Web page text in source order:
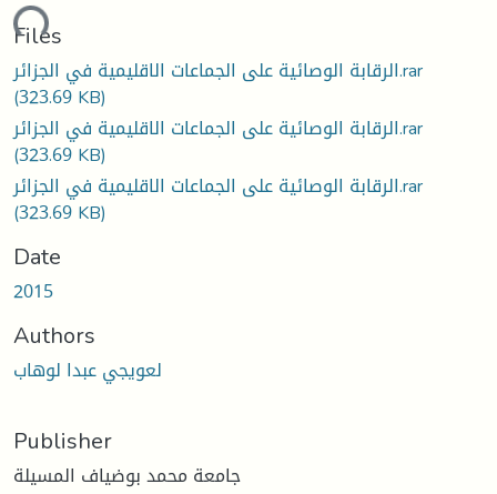
Files
الرقابة الوصائية على الجماعات الاقليمية في الجزائر.rar
(323.69 KB)
الرقابة الوصائية على الجماعات الاقليمية في الجزائر.rar
(323.69 KB)
الرقابة الوصائية على الجماعات الاقليمية في الجزائر.rar
(323.69 KB)
Date
2015
Authors
لعويجي عبدا لوهاب
Publisher
جامعة محمد بوضياف المسيلة